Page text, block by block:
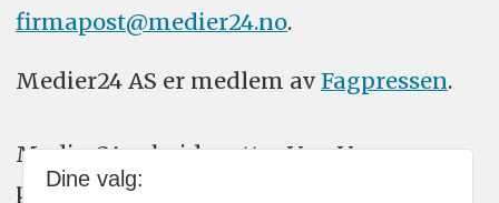
firmapost@medier24.no.
Medier24 AS er medlem av Fagpressen.
Medier24 arbeider etter Vær Varsom-
plakatens regler for god presseskikk.
Dine valg: